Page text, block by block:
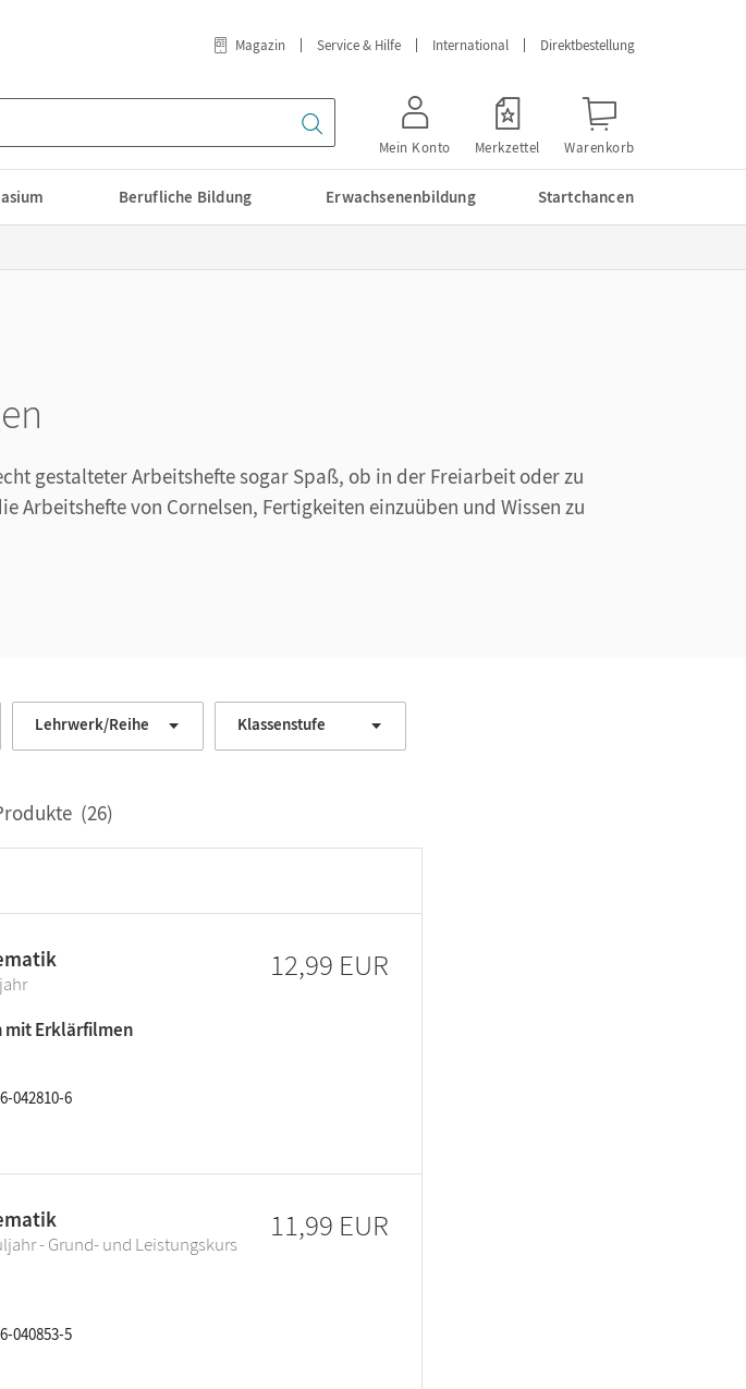
Magazin Service & Hilfe International Direktbestellung
Mein Konto Merkzettel Warenkorb
Berufliche Bildung Erwachsenenbildung Startchancen
gestalteter Arbeitshefte sogar Spaß, ob in der Freiarbeit oder zu
Arbeitshefte von Cornelsen, Fertigkeiten einzuüben und Wissen zu
Lehrwerk/Reihe Klassenstufe
(26)
mit Erklärfilmen
042810-6
12,99 EUR
- Grund- und Leistungskurs
040853-5
11,99 EUR